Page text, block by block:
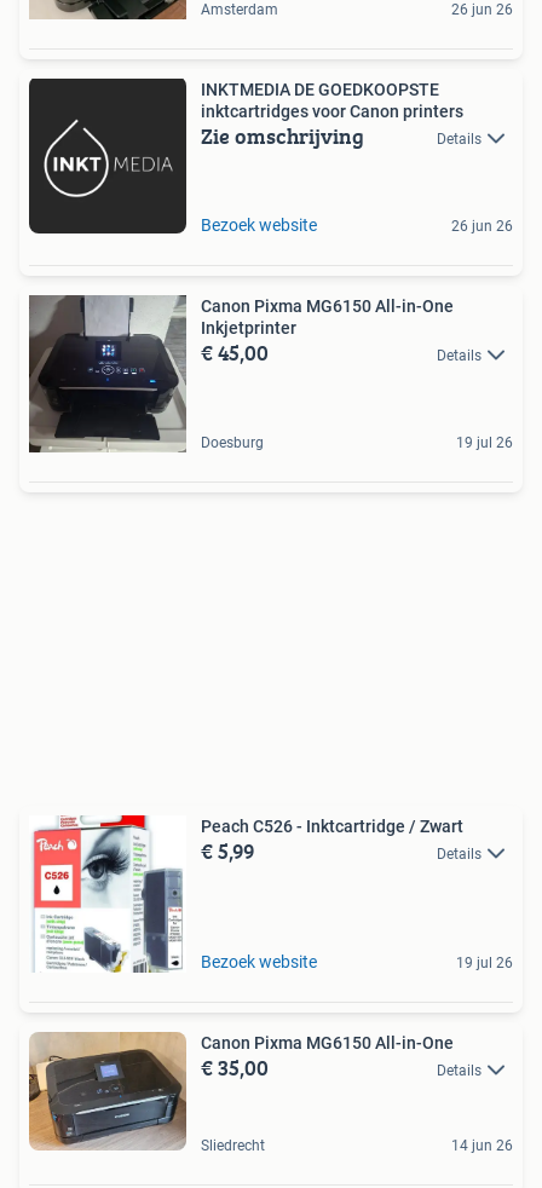
Amsterdam 26 jun 26
INKTMEDIA DE GOEDKOOPSTE
inktcartridges voor Canon printers
Zie omschrijving Details
Bezoek website 26 jun 26
Canon Pixma MG6150 All-in-One
Inkjetprinter
€ 45,00 Details
Doesburg 19 jul 26
Peach C526 - Inktcartridge / Zwart
€ 5,99 Details
Bezoek website 19 jul 26
Canon Pixma MG6150 All-in-One
€ 35,00 Details
Sliedrecht 14 jun 26